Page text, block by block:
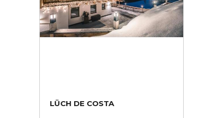
LÜCH DE COSTA